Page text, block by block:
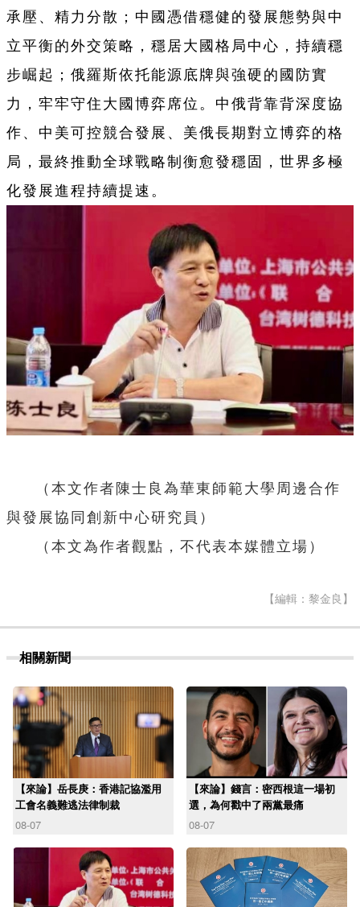
承壓、精力分散；中國憑借穩健的發展態勢與中
立平衡的外交策略，穩居大國格局中心，持續穩
步崛起；俄羅斯依托能源底牌與強硬的國防實
力，牢牢守住大國博弈席位。中俄背靠背深度協
作、中美可控競合發展、美俄長期對立博弈的格
局，最終推動全球戰略制衡愈發穩固，世界多極
化發展進程持續提速。
（本文作者陳士良為華東師範大學周邊合作
與發展協同創新中心研究員 ）
（本文為作者觀點，不代表本媒體立場）
【編輯：黎金良】
相關新聞
【來論】岳長庚：香港記協濫用
工會名義難逃法律制裁
08-07
【來論】錢言：密西根這一場初
選，為何戳中了兩黨最痛
08-07